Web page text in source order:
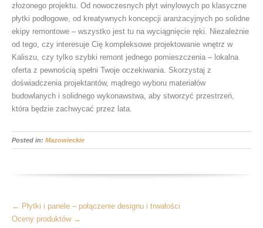
złożonego projektu. Od nowoczesnych płyt winylowych po klasyczne
płytki podłogowe, od kreatywnych koncepcji aranżacyjnych po solidne
ekipy remontowe – wszystko jest tu na wyciągnięcie ręki. Niezależnie
od tego, czy interesuje Cię kompleksowe projektowanie wnętrz w
Kaliszu, czy tylko szybki remont jednego pomieszczenia – lokalna
oferta z pewnością spełni Twoje oczekiwania. Skorzystaj z
doświadczenia projektantów, mądrego wyboru materiałów
budowlanych i solidnego wykonawstwa, aby stworzyć przestrzeń,
która będzie zachwycać przez lata.
Posted in: Mazowieckie
More
Articles
← Płytki i panele – połączenie designu i trwałości
Oceny produktów →